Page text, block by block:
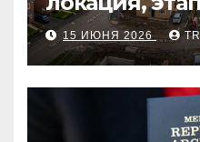
оформления
рыночные
15 ИЮНЯ 2026